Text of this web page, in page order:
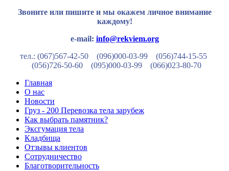
Звоните или пишите и мы окажем личное внимание
каждому!
e-mail: info@rekviem.org
тел.: (067)567-42-50 (096)000-03-99
(056)744-15-55
(056)726-50-60
(095)000-03-99
(066)023-80-70
Главная
О нас
Новости
Груз - 200 Перевозка тела зарубеж
Как выбрать памятник?
Эксгумация тела
Кладбища
Отзывы клиентов
Сотрудничество
Благотворительность